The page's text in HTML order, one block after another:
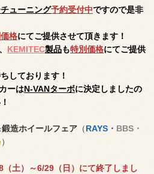
ューニング予約受付中ですので是非
格にてご提供させて頂きます！
、 KEMITEC製品も特別価格にてご提供
しております！
ーはN-VANターボに決定しましたの
鍛造ホイールフェア （RAYS ・ BBS・
）
（土）～6/29（日）にて終了しまし